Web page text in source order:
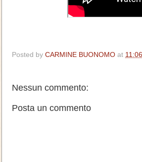
Posted by CARMINE BUONOMO at 11:06
Nessun commento:
Posta un commento